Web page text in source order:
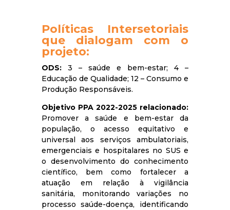
Políticas Intersetoriais
que dialogam com o
projeto:
ODS:3 – saúde e bem-estar; 4 –
Educação de Qualidade; 12 – Consumo e
Produção Responsáveis.
Objetivo PPA 2022-2025 relacionado:
Promover a saúde e bem-estar da
população, o acesso equitativo e
universal aos serviços ambulatoriais,
emergenciais e hospitalares no SUS e
o desenvolvimento do conhecimento
científico, bem como fortalecer a
atuação em relação à vigilância
sanitária, monitorando variações no
processo saúde-doença, identificando